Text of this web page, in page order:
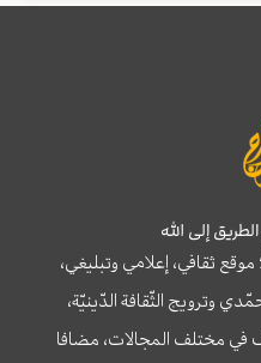
إلى الله
ثقافي، إعلامي وتبليغي،
وترويج الثّقافة الدّينيّة،
في مختلف المجالات، مضافا